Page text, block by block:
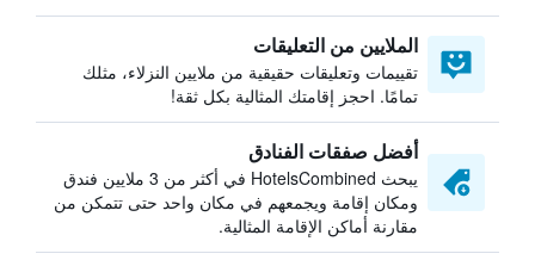
الملايين من التعليقات
تقييمات وتعليقات حقيقية من ملايين النزلاء، مثلك
تمامًا. احجز إقامتك المثالية بكل ثقة!
أفضل صفقات الفنادق
يبحث HotelsCombined في أكثر من 3 ملايين فندق
ومكان إقامة ويجمعهم في مكان واحد حتى تتمكن من
مقارنة أماكن الإقامة المثالية.